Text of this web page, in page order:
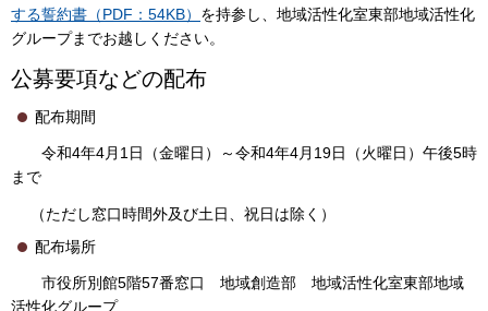
する誓約書（PDF：54KB） を持参し、地域活性化室東部地域活性化
グループまでお越しください。
公募要項などの配布
配布期間
令和4年4月1日（金曜日）～令和4年4月19日（火曜日）午後5時
まで
（ただし窓口時間外及び土日、祝日は除く）
配布場所
市役所別館5階57番窓口 地域創造部 地域活性化室東部地域
活性化グループ